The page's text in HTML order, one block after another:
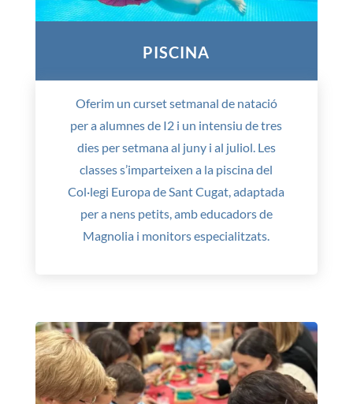
PISCINA
Oferim un curset setmanal de natació
per a alumnes de I2 i un intensiu de tres
dies per setmana al juny i al juliol. Les
classes s’imparteixen a la piscina del
Col·legi Europa de Sant Cugat, adaptada
per a nens petits, amb educadors de
Magnolia i monitors especialitzats.